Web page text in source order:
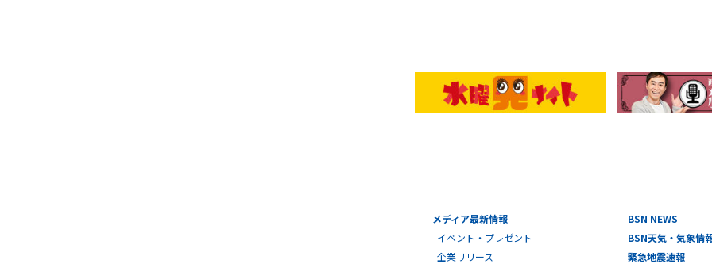
メディア最新情報
イベント・プレゼント
企業リリース
BSN NEWS
BSN天気・気象情
緊急地震速報